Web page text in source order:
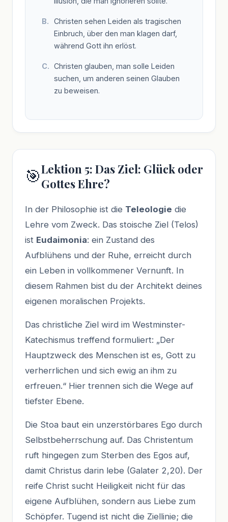
Christen sehen Leiden als tragischen
Einbruch, über den man klagen darf,
während Gott ihn erlöst.
Christen glauben, man solle Leiden
suchen, um anderen seinen Glauben
zu beweisen.
🎯Lektion 5: Das Ziel: Glück oder
Gottes Ehre?
In der Philosophie ist die Teleologie die
Lehre vom Zweck. Das stoische Ziel (Telos)
ist Eudaimonia: ein Zustand des
Aufblühens und der Ruhe, erreicht durch
ein Leben in vollkommener Vernunft. In
diesem Rahmen bist du der Architekt deines
eigenen moralischen Projekts.
Das christliche Ziel wird im Westminster-
Katechismus treffend formuliert: „Der
Hauptzweck des Menschen ist es, Gott zu
verherrlichen und sich ewig an ihm zu
erfreuen.“ Hier trennen sich die Wege auf
tiefster Ebene.
Die Stoa baut ein unzerstörbares Ego durch
Selbstbeherrschung auf. Das Christentum
ruft hingegen zum Sterben des Egos auf,
damit Christus darin lebe (Galater 2,20). Der
reife Christ sucht Heiligkeit nicht für das
eigene Aufblühen, sondern aus Liebe zum
Schöpfer. Tugend ist nicht die Ziellinie; die